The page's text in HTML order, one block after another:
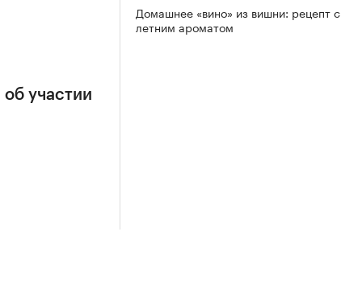
участии
Домашнее «вино» из вишни: рецепт с
летним ароматом